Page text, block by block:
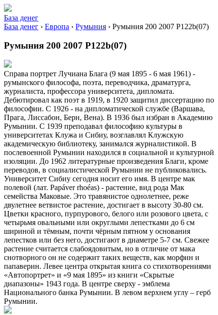
База денег
База денег › Европа › Румыния › Румыния 200 2007 P122b(07)
Румыния 200 2007 P122b(07)
Справа портрет Лучиана Блага (9 мая 1895 - 6 мая 1961) -
румынского философа, поэта, переводчика, драматурга,
журналиста, профессора университета, дипломата.
Дебютировал как поэт в 1919, в 1920 защитил диссертацию по
философии. С 1926 - на дипломатической службе (Варшава,
Прага, Лиссабон, Берн, Вена). В 1936 был избран в Академию
Румынии. C 1939 преподавал философию культуры в
университетах Клужа и Сибиу, возглавлял Клужскую
академическую библиотеку, занимался журналистикой. В
послевоенной Румынии находился в социальной и культурной
изоляции. До 1962 литературные произведения Благи, кроме
переводов, в социалистической Румынии не публиковались.
Университет Сибиу сегодня носит его имя. В центре мак
полевой (лат. Papáver rhoéas) - растение, вид рода Мак
семейства Маковые. Это травянистое однолетнее, реже
двулетнее ветвистое растение, достигает в высоту 30-80 см.
Цветки красного, пурпурового, белого или розового цвета, с
четырьмя овальными или округлыми лепестками до 6 см
шириной и тёмным, почти чёрным пятном у основания
лепестков или без него, достигают в диаметре 5-7 см. Свежее
растение считается слабоядовитым, но в отличие от мака
снотворного он не содержит таких веществ, как морфин и
папаверин. Левее центра открытая книга со стихотворениями
«Автопортрет» и «9 мая 1895» из книги «Скрытые
диапазоны» 1943 года. В центре сверху - эмблема
Национального банка Румынии. В левом верхнем углу – герб
Румынии.